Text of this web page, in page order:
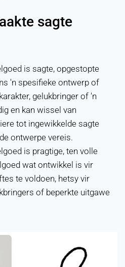
sagte
is sagte, opgestopte
'n spesifieke ontwerp of
gelukbringer of 'n
en kan wissel van
tot ingewikkelde sagte
ontwerpe vereis.
is pragtige, ten volle
wat ontwikkel is vir
te voldoen, hetsy vir
of beperkte uitgawe